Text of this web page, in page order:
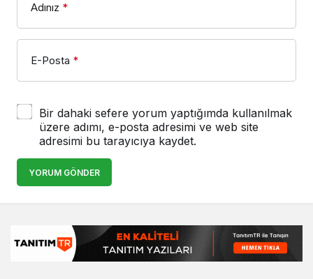
Adınız *
E-Posta *
Bir dahaki sefere yorum yaptığımda kullanılmak
üzere adımı, e-posta adresimi ve web site
adresimi bu tarayıcıya kaydet.
YORUM GÖNDER